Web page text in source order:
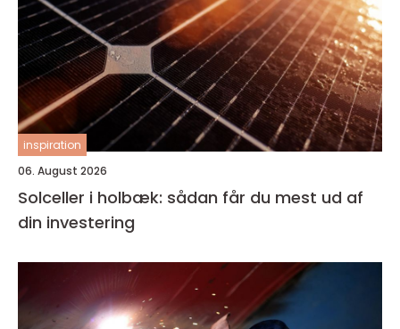
inspiration
06. August 2026
Solceller i holbæk: sådan får du mest ud af
din investering